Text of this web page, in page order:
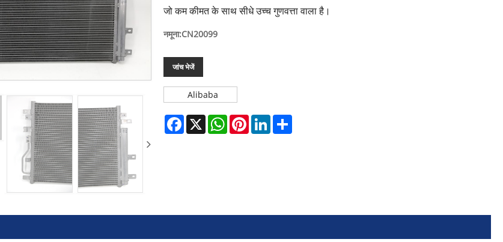
जो कम कीमत के साथ सीधे उच्च गुणवत्ता वाला है।
नमूना:CN20099
जांच भेजें
Alibaba
Facebook
X WhatsAppPinterestLinkedIn